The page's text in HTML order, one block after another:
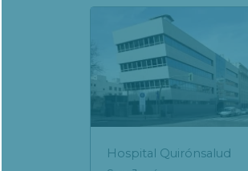
Hospital Quirónsalud